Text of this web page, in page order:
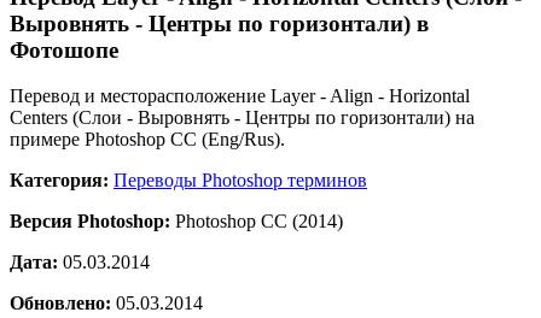
Выровнять - Центры по горизонтали) в
Фотошопе
Перевод и месторасположение Layer - Align - Horizontal
Centers (Слои - Выровнять - Центры по горизонтали) на
примере Photoshop CC (Eng/Rus).
Категория: Переводы Photoshop терминов
Версия Photoshop: Photoshop CC (2014)
Дата: 05.03.2014
Обновлено: 05.03.2014